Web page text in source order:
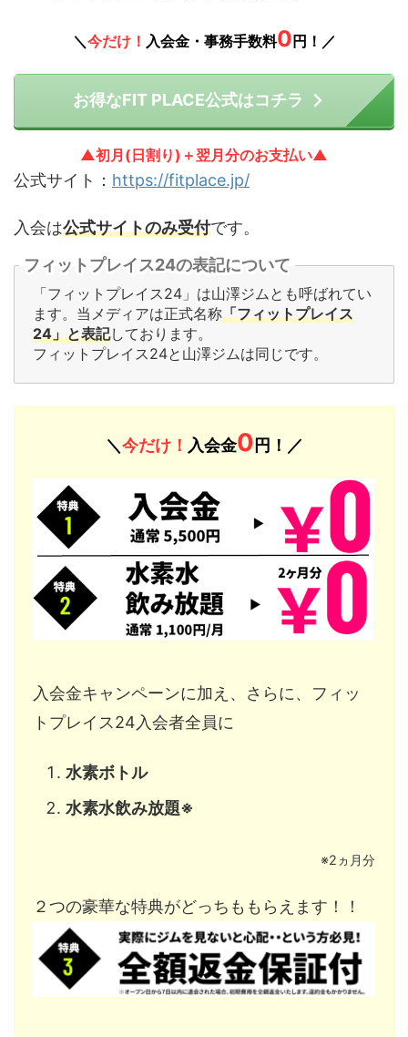
＼ 今だけ！ 入会金・事務手数料0円！／
お得なFIT PLACE公式はコチラ
▲初月(日割り)＋翌月分のお支払い▲
公式サイト： https://fitplace.jp/
入会は公式サイトのみ受付です。
フィットプレイス24の表記について
「フィットプレイス24」は山澤ジムとも呼ばれてい
ます。当メディアは正式名称「フィットプレイス
24」と表記しております。
フィットプレイス24と山澤ジムは同じです。
＼今だけ！ 入会金0円！／
入会金キャンペーンに加え、さらに、フィッ
トプレイス24入会者全員に
水素ボトル
水素水飲み放題※
※2ヵ月分
２つの豪華な特典がどっちももらえます！！